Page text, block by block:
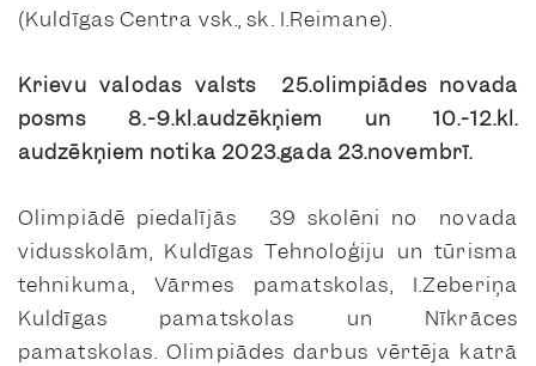
(Kuldīgas Centra vsk., sk. I.Reimane).
Krievu valodas valsts 25.olimpiādes novada
posms 8.-9.kl.audzēkņiem un 10.-12.kl.
audzēkņiem notika 2023.gada 23.novembrī.
Olimpiādē piedalījās 39 skolēni no novada
vidusskolām, Kuldīgas Tehnoloģiju un tūrisma
tehnikuma, Vārmes pamatskolas, I.Zeberiņa
Kuldīgas pamatskolas un Nīkrāces
pamatskolas. Olimpiādes darbus vērtēja katrā